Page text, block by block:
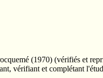
(1970) (vérifiés et
vérifiant et complétant